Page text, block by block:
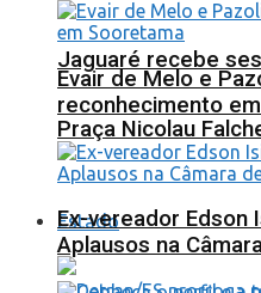
Jaguaré recebe
Praça Nicolau
Estado
Evair de Melo e
reconhecimento
Ex-vereador
Aplausos na